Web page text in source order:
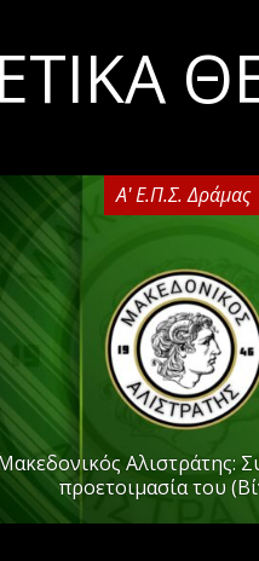
Α' Ε.Π.Σ. Δράμας
Αλιστράτης:
προετοιμασία του